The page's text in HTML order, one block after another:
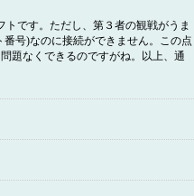
です。ただし、第３者の観戦がうま
号)なのに接続ができません。この点
題なくできるのですがね。以上、通